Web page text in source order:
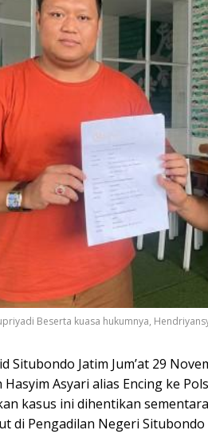
Beserta kuasa hukumnya,
Situbondo Jatim Jum’at 29
Asyari alias Encing ke
kasus ini dihentikan
di Pengadilan Negeri